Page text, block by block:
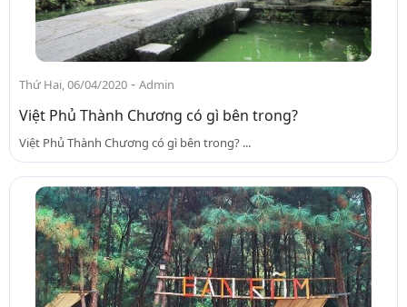
Thứ Hai, 06/04/2020 - Admin
Việt Phủ Thành Chương có gì bên trong?
Việt Phủ Thành Chương có gì bên trong? ...